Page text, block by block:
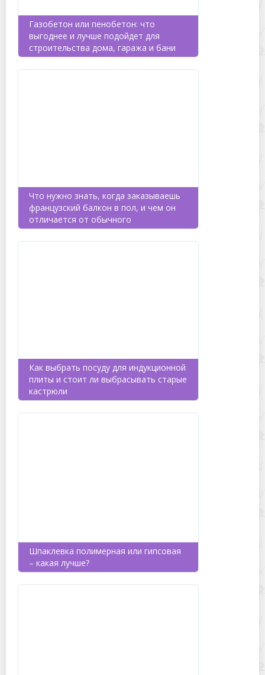
Газобетон или пенобетон: что
выгоднее и лучше подойдет для
строительства дома, гаража и бани
Что нужно знать, когда заказываешь
французский балкон в пол, и чем он
отличается от обычного
Как выбрать посуду для индукционной
плиты и стоит ли выбрасывать старые
кастрюли
Шпаклевка полимерная или гипсовая
– какая лучше?